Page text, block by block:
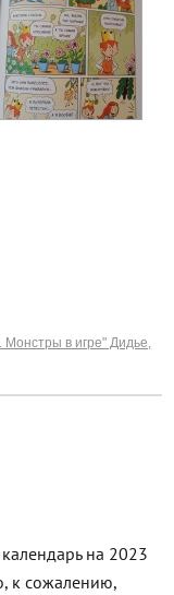
Монстры в игре" Дидье,
на 2023
к сожалению,